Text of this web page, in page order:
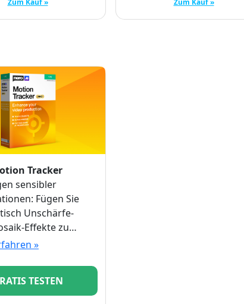
Tracker
sensibler
Fügen Sie
Unschärfe-
Effekte zu
Objekten in
»
TESTEN